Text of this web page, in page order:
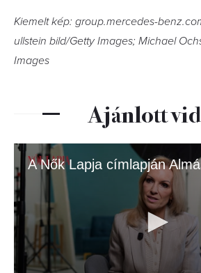
Kiemelt kép: group.mercedes-
ullstein bild/Getty Images; Michael
Images
Ajánlott
A Nők Lapja címlapján